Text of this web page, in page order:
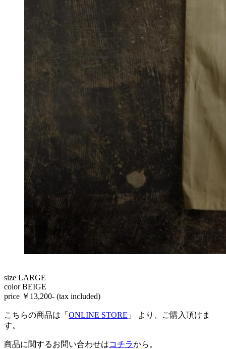
size LARGE
color BEIGE
price ￥13,200- (tax included)
こちらの商品は「 ONLINE STORE 」 より、ご購入頂けま
す。
商品に関するお問い合わせはコチラから。